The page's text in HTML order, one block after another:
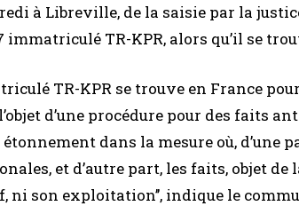
à Libreville, de la saisie par la
immatriculé TR-KPR, alors qu’il se
TR-KPR se trouve en France
d’une procédure pour des faits
dans la mesure où, d’une
et d’autre part, les faits, objet de
ni son exploitation’’, indique le